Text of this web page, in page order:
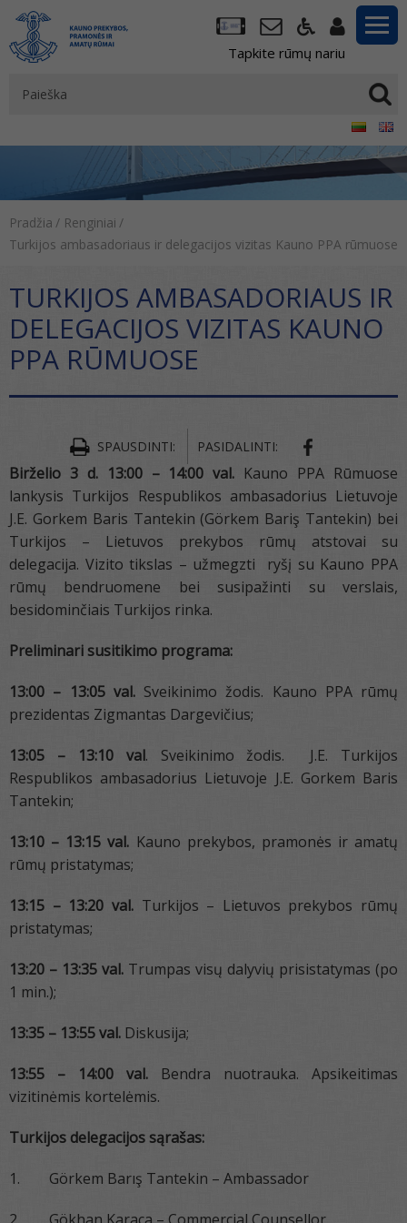
Tapkite rūmų nariu
Pradžia / Renginiai /
Turkijos ambasadoriaus ir delegacijos vizitas Kauno PPA rūmuose
TURKIJOS AMBASADORIAUS IR
DELEGACIJOS VIZITAS KAUNO
PPA RŪMUOSE
SPAUSDINTI: PASIDALINTI:
Birželio 3 d. 13:00 – 14:00 val. Kauno PPA Rūmuose
lankysis Turkijos Respublikos ambasadorius Lietuvoje
J.E. Gorkem Baris Tantekin (Görkem Bariş Tantekin) bei
Turkijos – Lietuvos prekybos rūmų atstovai su
delegacija. Vizito tikslas – užmegzti ryšį su Kauno PPA
rūmų bendruomene bei susipažinti su verslais,
besidominčiais Turkijos rinka.
Preliminari susitikimo programa:
13:00 – 13:05 val.Sveikinimo žodis. Kauno PPA rūmų
prezidentas Zigmantas Dargevičius;
13:05 – 13:10 val. Sveikinimo žodis. J.E. Turkijos
Respublikos ambasadorius Lietuvoje J.E. Gorkem Baris
Tantekin;
13:10 – 13:15 val. Kauno prekybos, pramonės ir amatų
rūmų pristatymas;
13:15 – 13:20 val.Turkijos – Lietuvos prekybos rūmų
pristatymas;
13:20 – 13:35 val. Trumpas visų dalyvių prisistatymas (po
1 min.);
13:35 – 13:55 val. Diskusija;
13:55 – 14:00 val. Bendra nuotrauka. Apsikeitimas
vizitinėmis kortelėmis.
Turkijos delegacijos sąrašas:
1. Görkem Barış Tantekin – Ambassador